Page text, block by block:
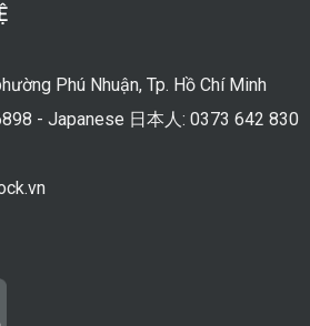
Phú Nhuận, Tp. Hồ Chí Minh
- Japanese 日本人: 0373 642 830